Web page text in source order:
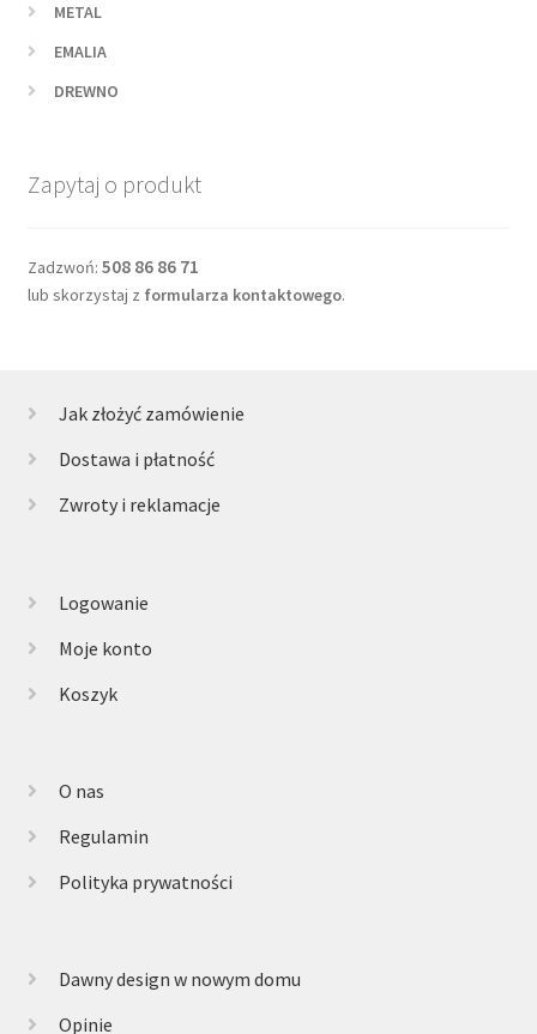
METAL
EMALIA
DREWNO
Zapytaj o produkt
Zadzwoń: 508 86 86 71
lub skorzystaj z formularza kontaktowego.
Jak złożyć zamówienie
Dostawa i płatność
Zwroty i reklamacje
Logowanie
Moje konto
Koszyk
O nas
Regulamin
Polityka prywatności
Dawny design w nowym domu
Opinie